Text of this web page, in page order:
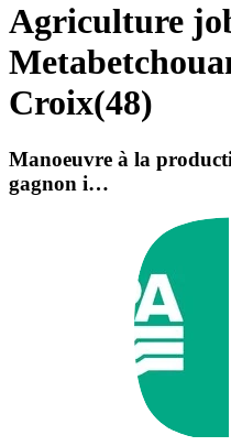
Agriculture
Croix(48)
Manoeuvre à la
gagnon i…